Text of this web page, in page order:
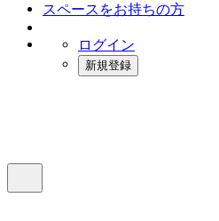
スペースをお持ちの方
ログイン
新規登録